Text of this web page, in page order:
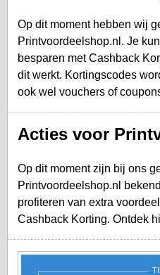
Op dit moment hebben wij
Printvoordeelshop.nl. Je
besparen met Cashback
dit werkt. Kortingscodes
ook wel vouchers of
Acties voor
Op dit moment zijn bij ons
Printvoordeelshop.nl
profiteren van extra
Cashback Korting. Ontdek